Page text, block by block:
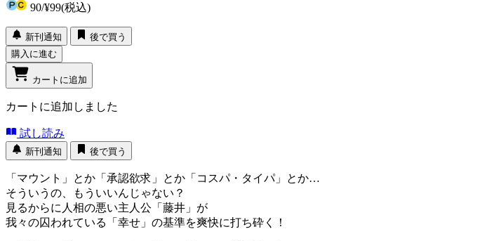
90/¥99(税込)
新刊通知
後で買う
購入に進む
カートに追加
カートに追加しました
試し読み
新刊通知 後で買う
「マウント」とか「承認欲求」とか「コスパ・タイパ」とか…
そういうの、もういいんじゃない？
見るからに人相の悪い主人公「藤井」が
我々の囚われている「幸せ」の基準を爽快に打ち砕く！